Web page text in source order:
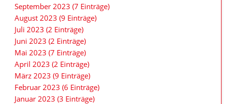
September 2023 (7 Einträge)
August 2023 (9 Einträge)
Juli 2023 (2 Einträge)
Juni 2023 (2 Einträge)
Mai 2023 (7 Einträge)
April 2023 (2 Einträge)
März 2023 (9 Einträge)
Februar 2023 (6 Einträge)
Januar 2023 (3 Einträge)